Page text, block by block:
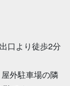
口より徒歩2分
外駐車場の隣